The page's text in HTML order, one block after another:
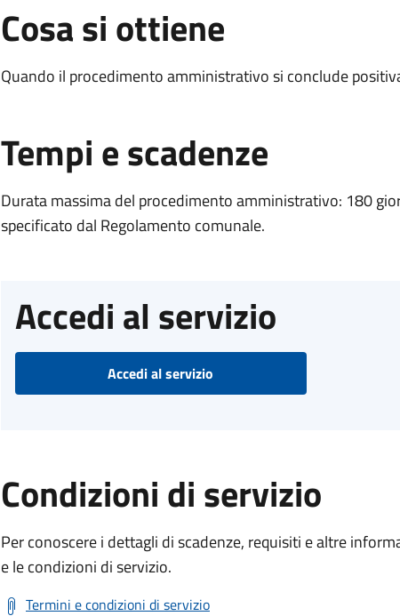
Cosa si ottiene
Quando il procedimento amministrativo si conclude
Tempi e scadenze
Durata massima del procedimento amministrativo: 180
specificato dal Regolamento comunale.
Accedi al servizio
Accedi al servizio
Condizioni di servizio
Per conoscere i dettagli di scadenze, requisiti e altre
e le condizioni di servizio.
Termini e condizioni di servizio